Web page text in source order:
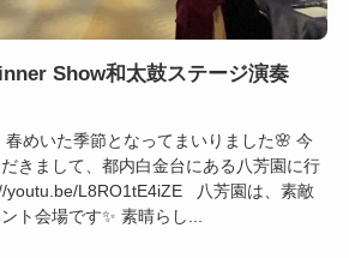
Show和太鼓ステージ演奏
めいた季節となってまいりました🌸 今
きまして、都内白金台にある八芳園に行
youtu.be/L8RO1tE4iZE 八芳園は、素敵
ト会場です✨ 素晴らし...